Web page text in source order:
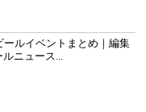
ールイベントまとめ｜編集
ニュース...